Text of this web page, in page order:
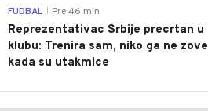
FUDBAL Pre 46 min
Reprezentativac Srbije precrtan u
klubu: Trenira sam, niko ga ne zove
kada su utakmice